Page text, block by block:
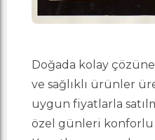
Doğada kolay
ve sağlıklı ürünler
uygun fiyatlarla
özel günleri